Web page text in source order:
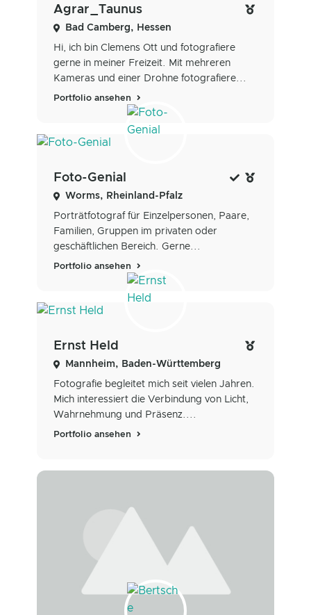
Agrar_Taunus
Bad Camberg, Hessen
Hi, ich bin Clemens Ott und fotografiere
gerne in meiner Freizeit. Mit mehreren
Kameras und einer Drohne fotografiere...
Portfolio ansehen
Foto-Genial
Worms, Rheinland-Pfalz
Porträtfotograf für Einzelpersonen, Paare,
Familien, Gruppen im privaten oder
geschäftlichen Bereich. Gerne...
Portfolio ansehen
Ernst Held
Mannheim, Baden-Württemberg
Fotografie begleitet mich seit vielen Jahren.
Mich interessiert die Verbindung von Licht,
Wahrnehmung und Präsenz....
Portfolio ansehen